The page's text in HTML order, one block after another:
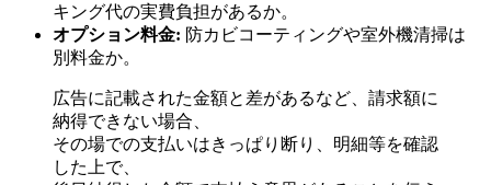
キング代の実費負担があるか。
オプション料金: 防カビコーティングや室外機清掃は
別料金か。
広告に記載された金額と差があるなど、請求額に
納得できない場合、
その場での支払いはきっぱり断り、明細等を確認
した上で、